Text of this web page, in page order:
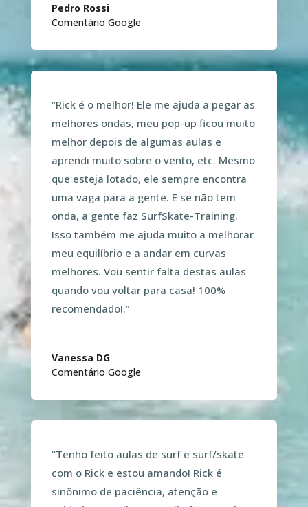
Pedro Rossi
Comentário Google
“Rick é o melhor! Ele me ajuda a pegar as
melhores ondas, meu pop-up ficou muito
melhor depois de algumas aulas e
aprendi muito sobre o vento, etc. Mesmo
que esteja lotado, ele sempre encontra
uma vaga para a gente. E se não tem
onda, a gente faz SurfSkate-Training.
Isso também me ajuda muito a melhorar
meu equilíbrio e a andar em curvas
melhores. Vou sentir falta destas aulas
quando vou voltar para casa! 100%
recomendado!.”
Vanessa DG
Comentário Google
“Tenho feito aulas de surf e surf/skate
com o Rick e estou amando! Rick é
sinônimo de paciência, atenção e